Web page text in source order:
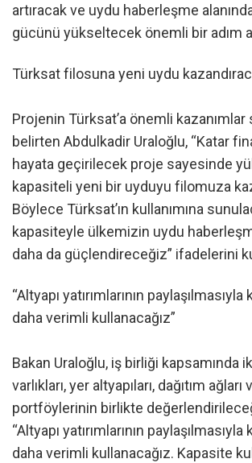
artıracak ve uydu haberleşme
gücünü yükseltecek önemli bir adım
Türksat filosuna yeni uydu
Projenin Türksat’a önemli kazanımlar
belirten Abdulkadir Uraloğlu, “Katar
hayata geçirilecek proje sayesinde
kapasiteli yeni bir uyduyu filomuza
Böylece Türksat’ın kullanımına
kapasiteyle ülkemizin uydu
daha da güçlendireceğiz” ifadelerini
“Altyapı yatırımlarının paylaşılmasıyla
daha verimli kullanacağız”
Bakan Uraloğlu, iş birliği kapsamında
varlıkları, yer altyapıları, dağıtım
portföylerinin birlikte
“Altyapı yatırımlarının paylaşılmasıyla
daha verimli kullanacağız. Kapasite